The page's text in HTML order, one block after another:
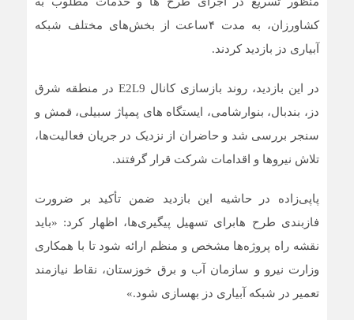
کشاورزان، به مدت ۴ساعت از بخش‌های مختلف شبکه
آبیاری دز بازدید کردند.
در این بازدید، روند بازسازی کانال E2L9 در منطقه شرق
دز، بندبال، بنوارشامی، ایستگاه های پمپاژ سبیلی، قمش و
سنجر بررسی شد و حاضران از نزدیک در جریان فعالیت‌ها،
تلاش نیروها و اقدامات شرکت قرار گرفتند.
پاپی‌زاده در حاشیه این بازدید ضمن تأکید بر ضرورت
فازبندی طرح هابرای تسهیل پیگیری‌ها، اظهار کرد: «باید
نقشه راه پروژه‌ها مشخص و منظم ارائه شود تا با همکاری
وزارت نیرو و سازمان آب و برق خوزستان، نقاط نیازمند
تعمیر در شبکه آبیاری دز بهسازی شود.»